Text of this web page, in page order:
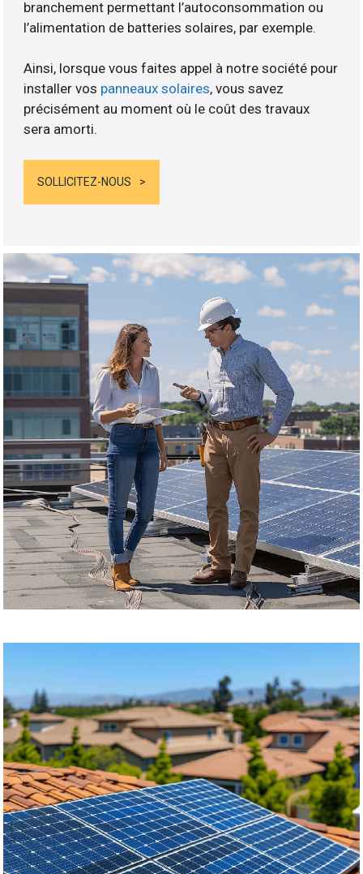
branchement permettant l’autoconsommation ou
l’alimentation de batteries solaires, par exemple.
Ainsi, lorsque vous faites appel à notre société pour
installer vos panneaux solaires, vous savez
précisément au moment où le coût des travaux
sera amorti.
SOLLICITEZ-NOUS